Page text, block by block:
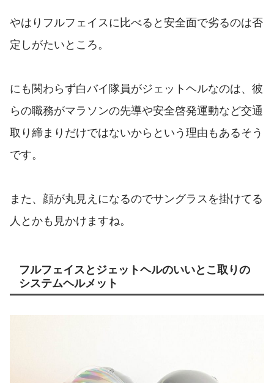
やはりフルフェイスに比べると安全面で劣るのは否
定しがたいところ。
にも関わらず白バイ隊員がジェットヘルなのは、彼
らの職務がマラソンの先導や安全啓発運動など交通
取り締まりだけではないからという理由もあるそう
です。
また、顔が丸見えになるのでサングラスを掛けてる
人とかも見かけますね。
フルフェイスとジェットヘルのいいとこ取りの
システムヘルメット